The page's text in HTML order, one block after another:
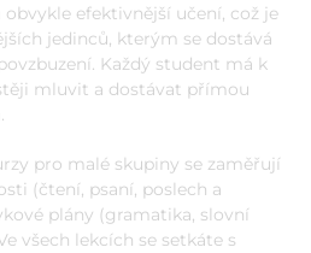
efektivnější učení, což je
jedinců, kterým se dostává
Každý student má k
mluvit a dostávat přímou
pro malé skupiny se zaměřují
(čtení, psaní, poslech a
plány (gramatika, slovní
všech lekcích se setkáte s